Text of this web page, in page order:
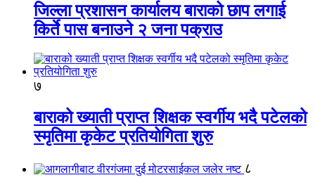
जिल्ला प्रशासन कार्यालय बाराको छाप लगाई
किर्ते पास बनाउने २ जना पक्राउ
७
बाराको ख्याती प्राप्त शिक्षक स्वर्गीय भदै पटेलको
स्मृतिमा कृकेट प्रतियोगिता शुरु
८